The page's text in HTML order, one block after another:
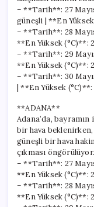
– **Tarih**: 27
güneşli | **En
– **Tarih**: 28
**En Yüksek (°C)**:
– **Tarih**: 29
**En Yüksek (°C)**:
– **Tarih**: 30
| **En Yüksek (°C)**:
**ADANA**
Adana’da,
bir hava
güneşli bir hava
çıkması öngörülüyor.
– **Tarih**: 27
**En Yüksek (°C)**:
– **Tarih**: 28
**En Yüksek (°C)**: